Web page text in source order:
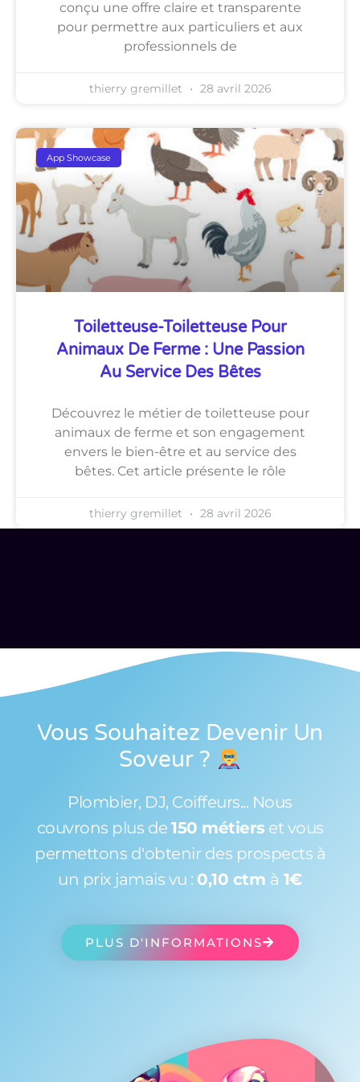
conçu une offre claire et transparente
pour permettre aux particuliers et aux
professionnels de
thierry gremillet 28 avril 2026
App Showcase
Toiletteuse-Toiletteuse Pour
Animaux De Ferme : Une Passion
Au Service Des Bêtes
Découvrez le métier de toiletteuse pour
animaux de ferme et son engagement
envers le bien-être et au service des
bêtes. Cet article présente le rôle
thierry gremillet 28 avril 2026
Vous Souhaitez Devenir Un
Soveur ?
Plombier, DJ, Coiffeurs... Nous
couvrons plus de 150 métiers et vous
permettons d'obtenir des prospects à
un prix jamais vu : 0,10 ctm à 1€
PLUS D'INFORMATIONS